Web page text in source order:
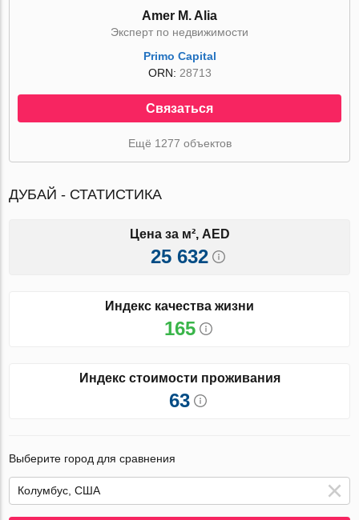
Amer M. Alia
Эксперт по недвижимости
Primo Capital
ORN: 28713
Связаться
Ещё 1277 объектов
ДУБАЙ - СТАТИСТИКА
Цена за м², AED
25 632
Индекс качества жизни
165
Индекс стоимости проживания
63
Выберите город для сравнения